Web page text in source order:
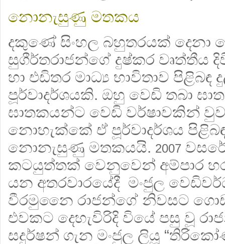
නොනැසුණු මතකය
දකුණේ සිංහල බහුතරයක් දෙනා
සුගීර්තරාජන්ගේ දුෂ්කර වෘත්තීය
හා එඩිතර මාධ්‍ය භාවිතාව පිළිබඳ
පූර්වාදර්ශයකි. ඔහු වෙඩි තබා
ඝාතකයන්ට වෙඩි වර්ෂාවකින්
නොහැක්කේ ඒ පූර්වාදර්ශය
නොනැසුණු මතකයයි. 2007
කටයුත්තක් වෙනුවෙන් අම්පාර
යන අතරවාරයේදී මංජුල
වීරමුනෛ රාජන්ගේ නිවසට
එවකට දෙහැවිරිදි වියේ පසු වූ
සදුර්ෂන් ගැන මංජුල ලියූ